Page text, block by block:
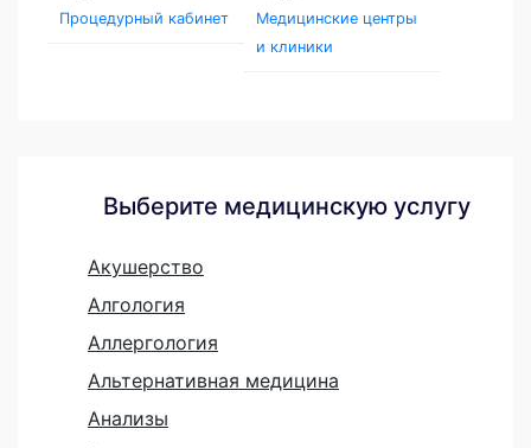
Процедурный кабинет
Медицинские центры
и клиники
Выберите медицинскую услугу
Акушерство
Алгология
Аллергология
Альтернативная медицина
Анализы